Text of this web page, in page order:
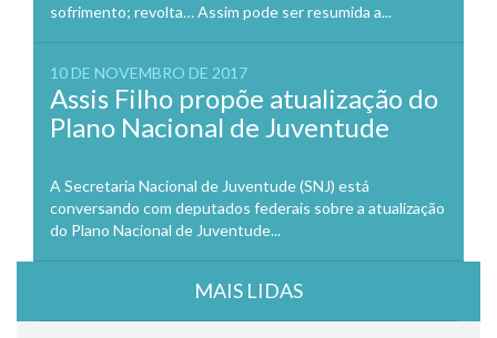
sofrimento; revolta… Assim pode ser resumida a...
10 DE NOVEMBRO DE 2017
Assis Filho propõe atualização do
Plano Nacional de Juventude
A Secretaria Nacional de Juventude (SNJ) está
conversando com deputados federais sobre a atualização
do Plano Nacional de Juventude...
MAIS LIDAS